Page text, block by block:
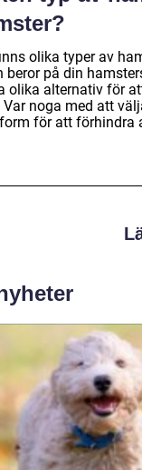
olika typer av
beror på din
olika alternativ för
Var noga med att
för att förhindra